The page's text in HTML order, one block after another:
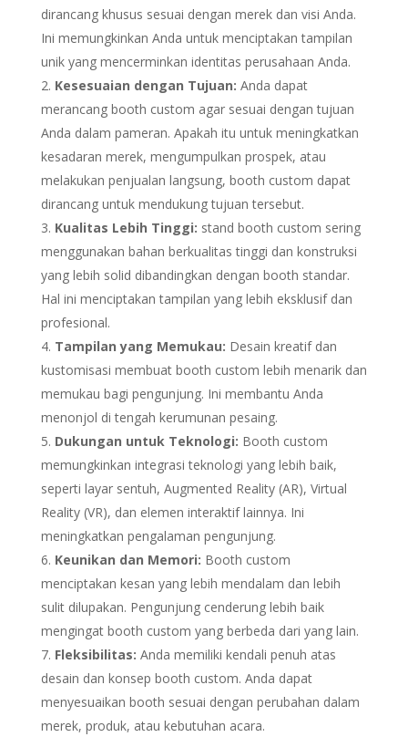
dirancang khusus sesuai dengan merek dan visi Anda.
Ini memungkinkan Anda untuk menciptakan tampilan
unik yang mencerminkan identitas perusahaan Anda.
Kesesuaian dengan Tujuan: Anda dapat
merancang booth custom agar sesuai dengan tujuan
Anda dalam pameran. Apakah itu untuk meningkatkan
kesadaran merek, mengumpulkan prospek, atau
melakukan penjualan langsung, booth custom dapat
dirancang untuk mendukung tujuan tersebut.
Kualitas Lebih Tinggi: stand booth custom sering
menggunakan bahan berkualitas tinggi dan konstruksi
yang lebih solid dibandingkan dengan booth standar.
Hal ini menciptakan tampilan yang lebih eksklusif dan
profesional.
Tampilan yang Memukau: Desain kreatif dan
kustomisasi membuat booth custom lebih menarik dan
memukau bagi pengunjung. Ini membantu Anda
menonjol di tengah kerumunan pesaing.
Dukungan untuk Teknologi: Booth custom
memungkinkan integrasi teknologi yang lebih baik,
seperti layar sentuh, Augmented Reality (AR), Virtual
Reality (VR), dan elemen interaktif lainnya. Ini
meningkatkan pengalaman pengunjung.
Keunikan dan Memori: Booth custom
menciptakan kesan yang lebih mendalam dan lebih
sulit dilupakan. Pengunjung cenderung lebih baik
mengingat booth custom yang berbeda dari yang lain.
Fleksibilitas: Anda memiliki kendali penuh atas
desain dan konsep booth custom. Anda dapat
menyesuaikan booth sesuai dengan perubahan dalam
merek, produk, atau kebutuhan acara.